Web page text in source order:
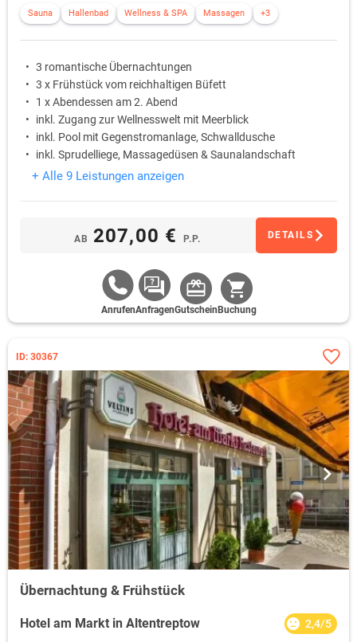
Sauna Hallenbad Wellness & SPA Massagen +3
3 romantische Übernachtungen
3 x Frühstück vom reichhaltigen Büfett
1 x Abendessen am 2. Abend
inkl. Zugang zur Wellnesswelt mit Meerblick
inkl. Pool mit Gegenstromanlage, Schwalldusche
inkl. Sprudelliege, Massagedüsen & Saunalandschaft
+ Alle 9 Leistungen anzeigen
AB 207,00 € P.P. DETAILS
AnrufenAnfragenGutschein Buchung
ID: 30367
Übernachtung & Frühstück
Hotel am Markt in Altentreptow 2,4/5